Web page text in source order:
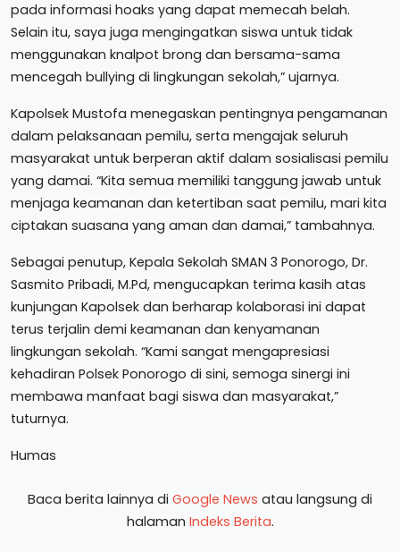
pada informasi hoaks yang dapat memecah belah.
Selain itu, saya juga mengingatkan siswa untuk tidak
menggunakan knalpot brong dan bersama-sama
mencegah bullying di lingkungan sekolah,” ujarnya.
Kapolsek Mustofa menegaskan pentingnya pengamanan
dalam pelaksanaan pemilu, serta mengajak seluruh
masyarakat untuk berperan aktif dalam sosialisasi pemilu
yang damai. “Kita semua memiliki tanggung jawab untuk
menjaga keamanan dan ketertiban saat pemilu, mari kita
ciptakan suasana yang aman dan damai,” tambahnya.
Sebagai penutup, Kepala Sekolah SMAN 3 Ponorogo, Dr.
Sasmito Pribadi, M.Pd, mengucapkan terima kasih atas
kunjungan Kapolsek dan berharap kolaborasi ini dapat
terus terjalin demi keamanan dan kenyamanan
lingkungan sekolah. “Kami sangat mengapresiasi
kehadiran Polsek Ponorogo di sini, semoga sinergi ini
membawa manfaat bagi siswa dan masyarakat,”
tuturnya.
Humas
Baca berita lainnya di Google News atau langsung di
halaman Indeks Berita.